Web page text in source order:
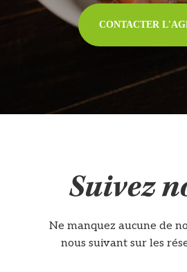
CONTACTER
Suivez
Ne manquez aucune de
nous suivant sur les